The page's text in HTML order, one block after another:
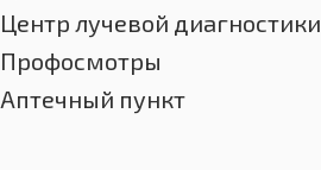
Центр лучевой диагностики
Профосмотры
Аптечный пункт